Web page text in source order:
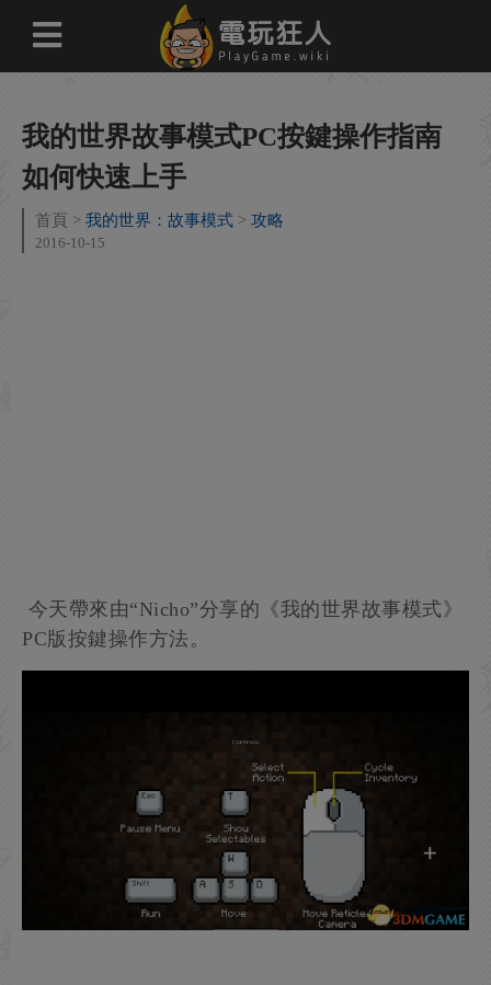
我的世界故事模式PC按鍵操作指南
如何快速上手
首頁 我的世界：故事模式 攻略
2016-10-15
今天帶來由“Nicho”分享的《我的世界故事模式》
PC版按鍵操作方法。